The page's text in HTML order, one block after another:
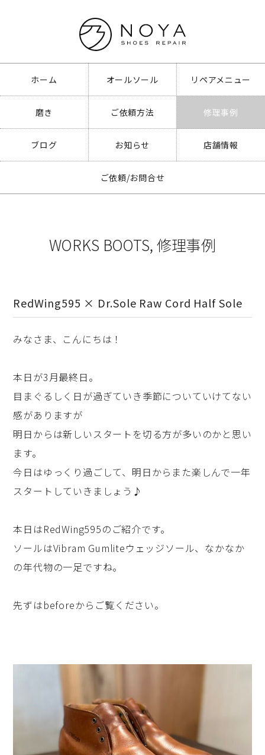
ホーム オールソール リペアメニュー
磨き ご依頼方法 修理事例
ブログ お知らせ 店舗情報
ご依頼/お問合せ
WORKS BOOTS,修理事例
RedWing595 × Dr.Sole Raw Cord Half Sole
みなさま、こんにちは！
本日が3月最終日。
目まぐるしく日が過ぎていき季節についていけてない
感がありますが
明日からは新しいスタートを切る方が多いのかと思い
ます。
今日はゆっくり過ごして、明日からまた楽しんで一年
スタートしていきましょう♪
本日はRedWing595のご紹介です。
ソールはVibram Gumliteウェッジソール、なかなか
の年代物の一足ですね。
先ずはbeforeからご覧ください。